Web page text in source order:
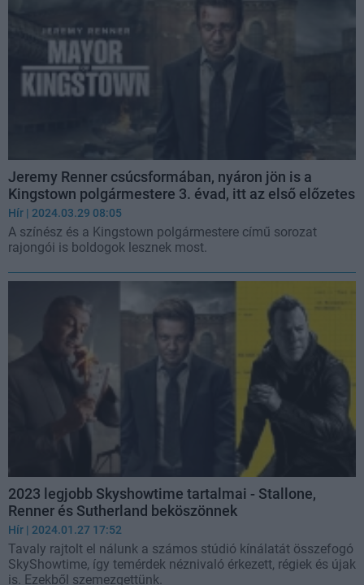
Jeremy Renner csúcsformában, nyáron jön is a
Kingstown polgármestere 3. évad, itt az első előzetes
Hír | 2024.03.29 08:05
A színész és a Kingstown polgármestere című sorozat
rajongói is boldogok lesznek most.
2023 legjobb Skyshowtime tartalmai - Stallone,
Renner és Sutherland beköszönnek
Hír | 2024.01.27 17:52
Tavaly rajtolt el nálunk a számos stúdió kínálatát összefogó
SkyShowtime, így temérdek néznivaló érkezett, régiek és újak
is. Ezekből szemezgettünk.